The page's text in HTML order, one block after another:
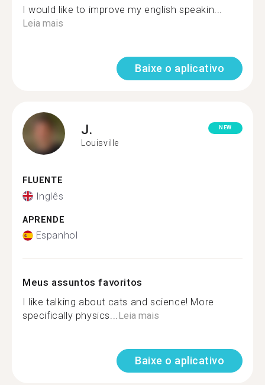
I would like to improve my english speakin...
Leia mais
Baixe o aplicativo
J.
Louisville
NEW
FLUENTE
Inglês
APRENDE
Espanhol
Meus assuntos favoritos
I like talking about cats and science! More
specifically physics...Leia mais
Baixe o aplicativo